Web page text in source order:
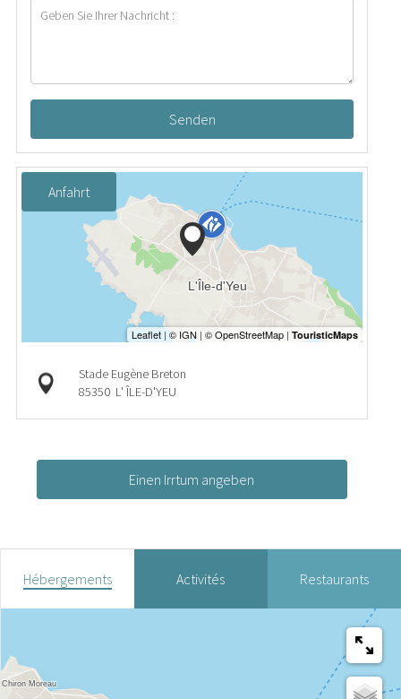
Senden
Anfahrt
Stade Eugène Breton
85350 L' ÎLE-D'YEU
Einen Irrtum angeben
Hébergements Activités Restaurants